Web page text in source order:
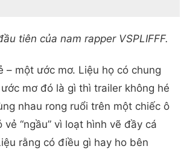
tiên của nam rapper VSPLIFFF.
– một ước mơ. Liệu họ có chung
mơ đó là gì thì trailer không hé
nhau rong ruổi trên một chiếc ô
“ngầu” vì loạt hình vẽ đầy cá
rằng có điều gì hay ho bên